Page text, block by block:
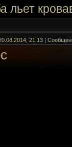
льет
21:13 |